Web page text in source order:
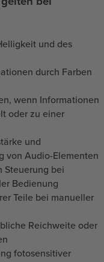
und des
durch Farben
wenn Informationen
oder zu einer
und
von Audio-Elementen
Steuerung bei
Bedienung
Teile bei manueller
Reichweite oder
fotosensitiver